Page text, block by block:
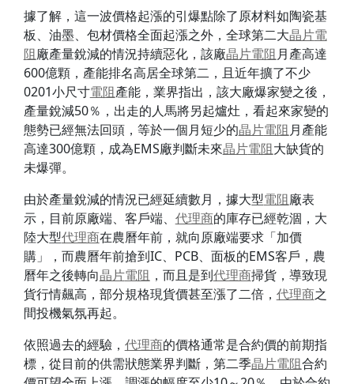
據了解，這一波價格起漲的引爆點除了原材料如陶瓷基
板、油墨、包材價格全面起漲之外，全球第二大晶片電
阻廠產量銳減的情況持續惡化，該廠晶片電阻月產高達
600億顆，產能排名高居全球第二，且近年擴了不少
0201小尺寸電阻產能，業界指出，該大廠爆家變之後，
產量銳減50％，出走的人馬將另起爐灶，看起來家變的
態勢已經無法回頭，等於一個月短少的晶片電阻月產能
高達300億顆，成為EMS廠判斷未來晶片電阻大缺貨的
未爆彈。
由於產量銳減的情況已經延續數月，據大型電阻廠表
示，目前原廠端、客戶端、 代理商的庫存已經乾涸，大
陸大型代理商在農曆年前，就向原廠端要求「加價
購」，而農曆年前搶到IC、PCB、面板的EMS客戶，農
曆年之後轉向晶片電阻，而且是到代理商掃貨，導致現
貨行情飆高，部分規格現貨價甚至漲了二倍， 代理商之
間投機氣氛再起。
依照過去的經驗， 代理商的價格通常是合約價的前期指
標，從目前的供需狀態業界判斷，第二季晶片電阻合約